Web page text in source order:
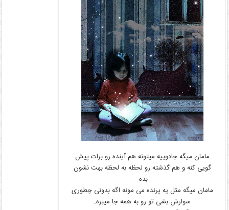
مامان میگه جادوییه میتونه هم آینده رو برات پیش
گویی کنه و هم گذشته رو لحظه به لحظه بهت نشون
بده.
مامان میگه مثل یه پرنده می مونه اگه بدونی چطوری
سوارش بشی تو رو به همه جا میبره.